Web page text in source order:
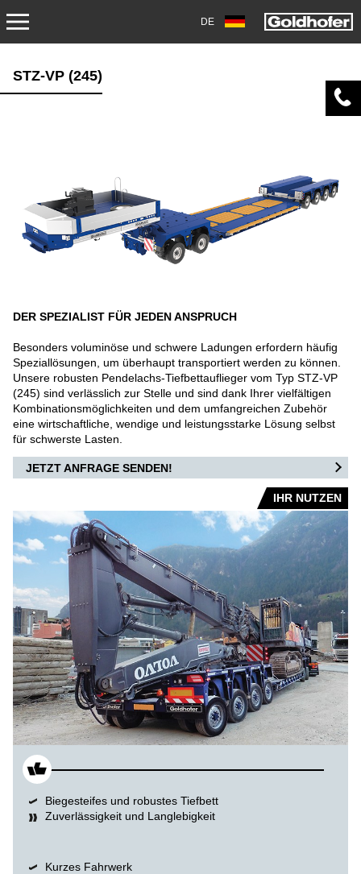
DE
SCHWERLASTMODULE
AIRPORT
FRACHT-/PUSHBACKSCHLEPPER
KONVENTIONELLE SCHLEPPER
FLUGZEUGBERGESYSTEME
STZ-VP (245)
DER SPEZIALIST FÜR JEDEN ANSPRUCH
Besonders voluminöse und schwere Ladungen erfordern häufig
Speziallösungen, um überhaupt transportiert werden zu können.
Unsere robusten Pendelachs-Tiefbettauflieger vom Typ STZ-VP
(245) sind verlässlich zur Stelle und sind dank Ihrer vielfältigen
Kombinationsmöglichkeiten und dem umfangreichen Zubehör
eine wirtschaftliche, wendige und leistungsstarke Lösung selbst
für schwerste Lasten.
JETZT ANFRAGE SENDEN!
IHR NUTZEN
Biegesteifes und robustes Tiefbett
Zuverlässigkeit und Langlebigkeit
Kurzes Fahrwerk